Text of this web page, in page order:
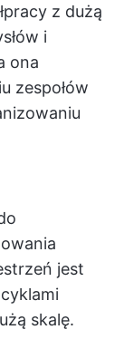
z dużą
i
ona
zespołów
jest
skalę.